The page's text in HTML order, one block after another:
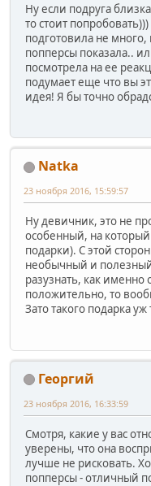
Ну если подруга
то стоит
подготовила не
попперсы показала..
посмотрела на ее
подумает еще что вы
идея! Я бы точно
Natka
23 ноября 2016, 15:59:57
Ну девичник, это не
особенный, на
подарки). С этой
необычный и
разузнать, как именно
положительно, то
Зато такого подарка
Георгий
23 ноября 2016, 16:33:59
Смотря, какие у вас
уверены, что она
лучше не рисковать.
попперсы - отличный